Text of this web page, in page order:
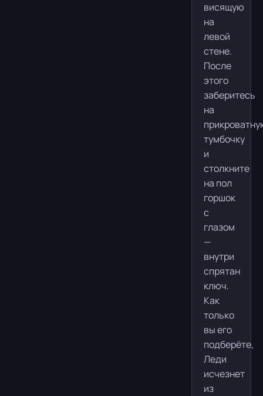
висящую
на
левой
стене.
После
этого
заберитесь
на
тумбочку
и
столкните
на пол
горшок
с
глазом
—
внутри
спрятан
ключ.
Как
только
вы его
подберёте,
Леди
исчезнет
из